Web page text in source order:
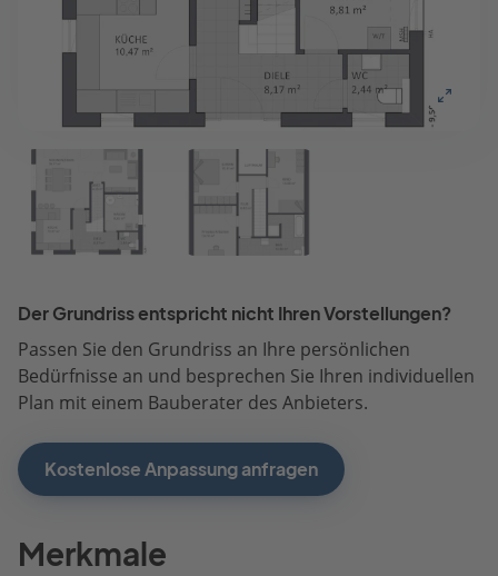
Der Grundriss entspricht nicht Ihren Vorstellungen?
Passen Sie den Grundriss an Ihre persönlichen
Bedürfnisse an und besprechen Sie Ihren individuellen
Plan mit einem Bauberater des Anbieters.
Kostenlose Anpassung anfragen
Merkmale